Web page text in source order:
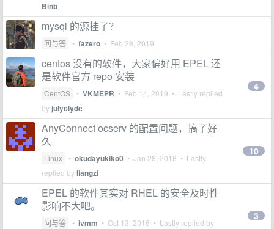
Binb
mysql 的源挂了？
问与答 • fazero • Feb 28, 2019
centos 没有的软件，大家偏好用 EPEL 还
是软件官方 repo 安装
CentOS • VKMEPR • Feb 14, 2019 • Lastly replied
by julyclyde
4
AnyConnect ocserv 的配置问题，搞了好
久
Linux • okudayukiko0 • Jan 28, 2018 • Lastly
replied byliangzi
10
EPEL 的软件其实对 RHEL 的安全及时性
影响不大吧。
问与答 • ivmm • Oct 13, 2016 • Lastly replied by
3